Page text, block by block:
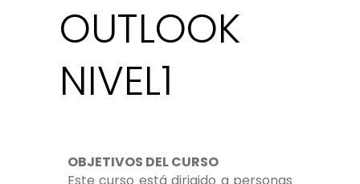
OUTLOOK
NIVEL1
OBJETIVOS DEL CURSO